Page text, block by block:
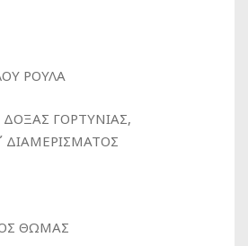
ΡΟΥΛΑ
ΔΟΞΑΣ ΓΟΡΤΥΝΙΑΣ,
ΔΙΑΜΕΡΙΣΜΑΤΟΣ
ΘΩΜΑΣ